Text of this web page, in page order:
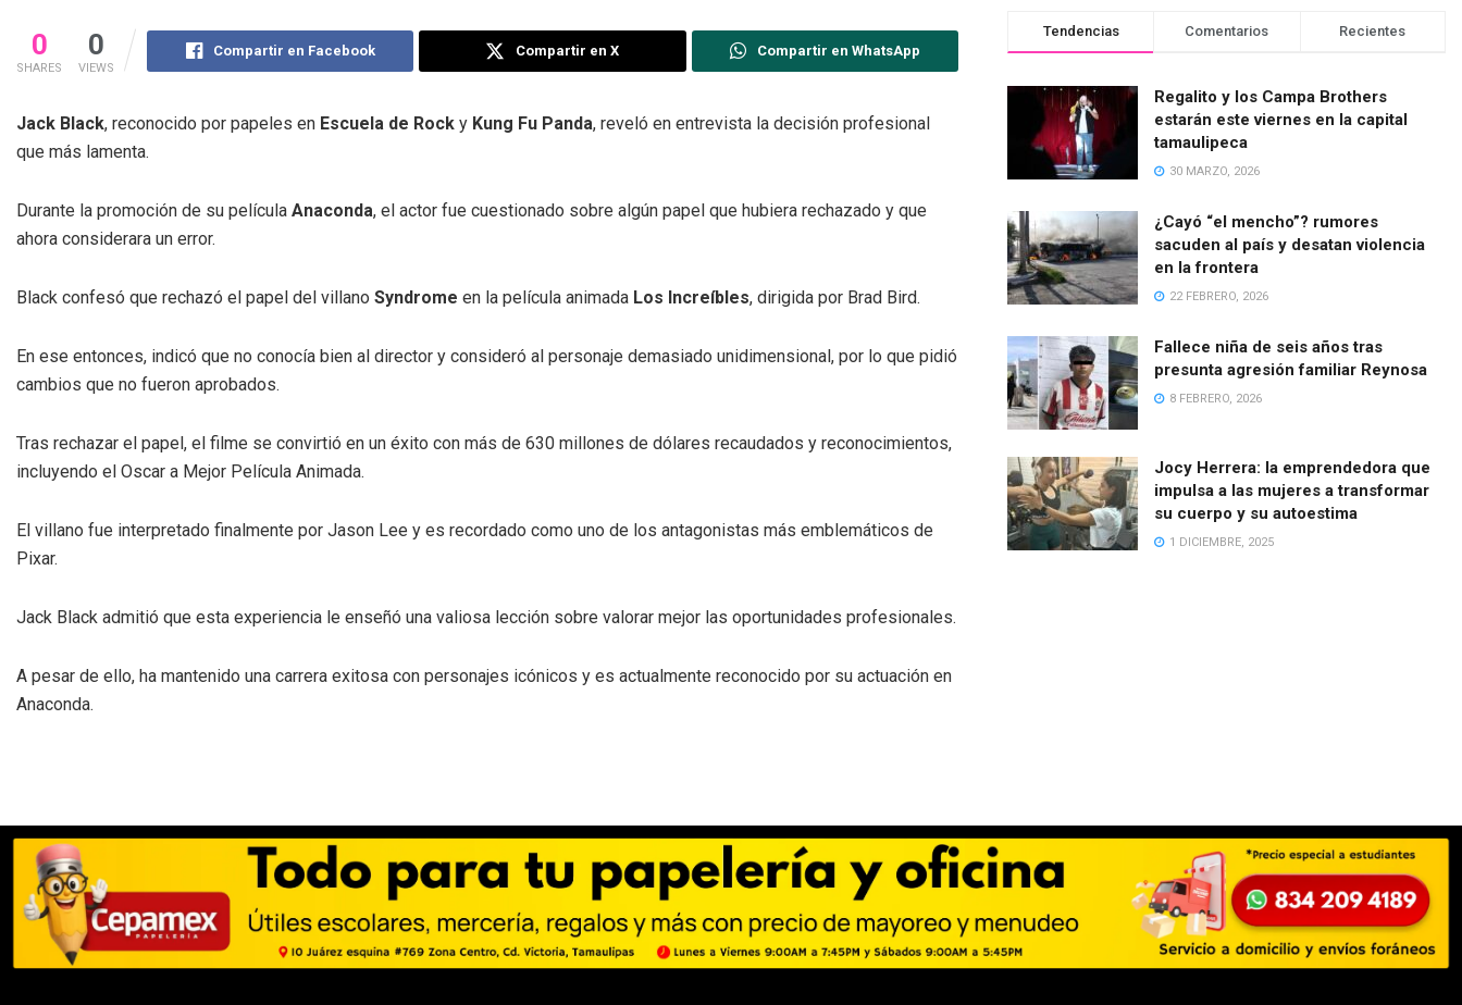
0
SHARES
0
VIEWS
Compartir en Facebook Compartir en X Compartir en WhatsApp
Jack Black, reconocido por papeles en Escuela de Rock y Kung Fu Panda, reveló en entrevista la decisión profesional
que más lamenta.
Durante la promoción de su película Anaconda, el actor fue cuestionado sobre algún papel que hubiera rechazado y que
ahora considerara un error.
Black confesó que rechazó el papel del villano Syndrome en la película animada Los Increíbles, dirigida por Brad Bird.
En ese entonces, indicó que no conocía bien al director y consideró al personaje demasiado unidimensional, por lo que pidió
cambios que no fueron aprobados.
Tras rechazar el papel, el filme se convirtió en un éxito con más de 630 millones de dólares recaudados y reconocimientos,
incluyendo el Oscar a Mejor Película Animada.
El villano fue interpretado finalmente por Jason Lee y es recordado como uno de los antagonistas más emblemáticos de
Pixar.
Jack Black admitió que esta experiencia le enseñó una valiosa lección sobre valorar mejor las oportunidades profesionales.
A pesar de ello, ha mantenido una carrera exitosa con personajes icónicos y es actualmente reconocido por su actuación en
Anaconda.
Tendencias Comentarios Recientes
Regalito y los Campa Brothers
estarán este viernes en la capital
tamaulipeca
30 MARZO, 2026
¿Cayó “el mencho”? rumores
sacuden al país y desatan violencia
en la frontera
22 FEBRERO, 2026
Fallece niña de seis años tras
presunta agresión familiar Reynosa
8 FEBRERO, 2026
Jocy Herrera: la emprendedora que
impulsa a las mujeres a transformar
su cuerpo y su autoestima
1 DICIEMBRE, 2025